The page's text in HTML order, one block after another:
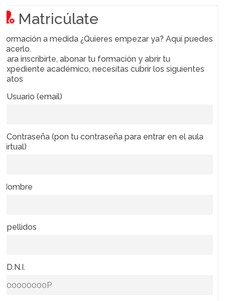
Matricúlate
Formación a medida ¿Quieres empezar ya? Aquí puedes
hacerlo.
Para inscribirte, abonar tu formación y abrir tu
expediente académico, necesitas cubrir los siguientes
datos
* Usuario (email)
* Contraseña (pon tu contraseña para entrar en el aula
virtual)
Nombre
Apellidos
* D.N.I.